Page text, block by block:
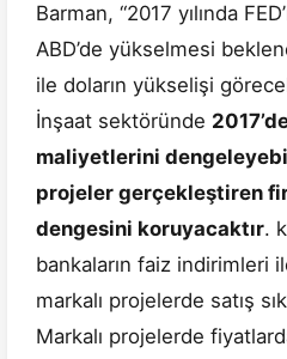
Barman, “2017 yılında
ABD’de yükselmesi
ile doların yükselişi
İnşaat sektöründe
maliyetlerini
projeler gerçekleştiren
dengesini koruyacaktır.
bankaların faiz indirimleri
markalı projelerde satış
Markalı projelerde